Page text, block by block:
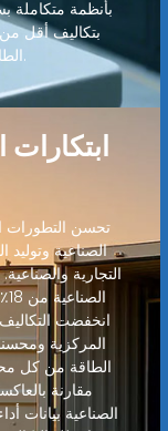
الطاقة الكاملة للمشاريع الصناعية.
ابتكارات
تحسن التطورات
الصناعية وتوليد
التجارية
المركزية
مقارنة
الصناعية بيانات